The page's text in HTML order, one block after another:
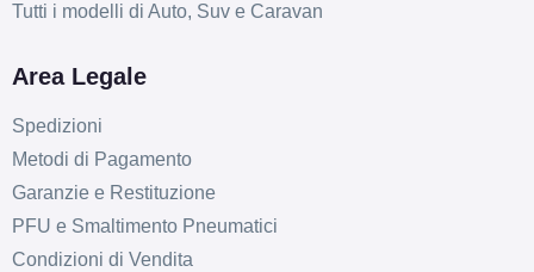
Tutti i modelli di Auto, Suv e Caravan
Area Legale
Spedizioni
Metodi di Pagamento
Garanzie e Restituzione
PFU e Smaltimento Pneumatici
Condizioni di Vendita